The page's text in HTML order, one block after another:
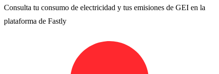
Consulta tu consumo de electricidad y tus emisiones de GEI en la
plataforma de Fastly